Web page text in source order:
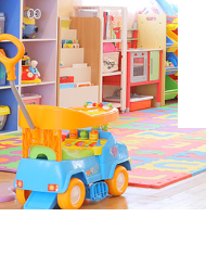
公式Instagram
保育園案内
利用料金
よくあるご質問